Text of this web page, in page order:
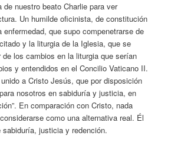
nuestro beato Charlie para ver
Un humilde oficinista, de constitución
que supo compenetrarse de
y la liturgia de la Iglesia, que se
los cambios en la liturgia que serían
y entendidos en el Concilio Vaticano II.
a Cristo Jesús, que por disposición
nosotros en sabiduría y justicia, en
En comparación con Cristo, nada
como una alternativa real. Él
justicia y redención.